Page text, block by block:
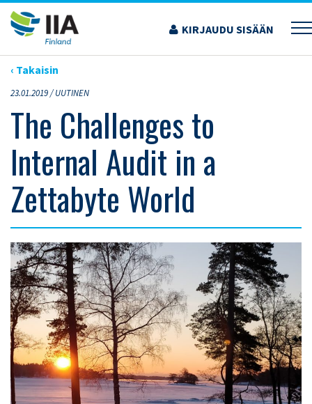
Siirry
sisältöön
KIRJAUDU SISÄÄN
›ARTIKKELIT›THE CHALLENGES TO INTERNAL AUDIT IN A ZETTABYTE WORLD
‹ Takaisin
23.01.2019 /UUTINEN
The Challenges to
Internal Audit in a
Zettabyte World